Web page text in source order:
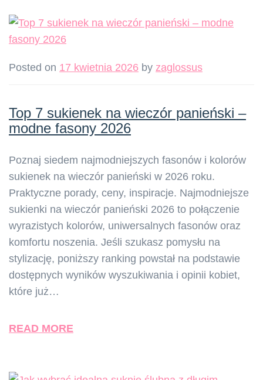
Posted on 17 kwietnia 2026 by zaglossus
Top 7 sukienek na wieczór panieński –
modne fasony 2026
Poznaj siedem najmodniejszych fasonów i kolorów
sukienek na wieczór panieński w 2026 roku.
Praktyczne porady, ceny, inspiracje. Najmodniejsze
sukienki na wieczór panieński 2026 to połączenie
wyrazistych kolorów, uniwersalnych fasonów oraz
komfortu noszenia. Jeśli szukasz pomysłu na
stylizację, poniższy ranking powstał na podstawie
dostępnych wyników wyszukiwania i opinii kobiet,
które już…
READ MORE